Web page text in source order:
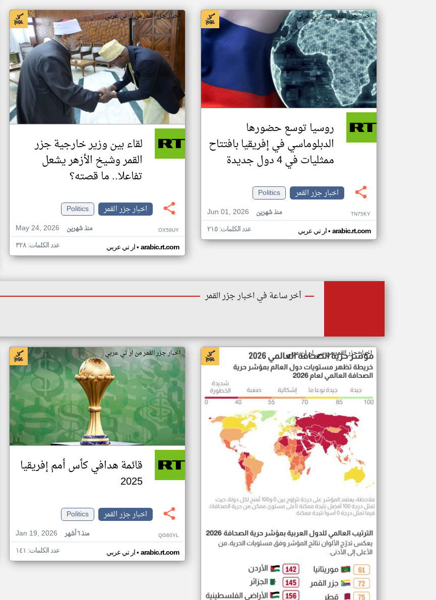
اخبار جزر القمر من ار تي عربي
روسيا توسع حضورها
الدبلوماسي في إفريقيا بافتتاح
ممثليات في 4 دول جديدة
اخبار جزر القمر
Politics
Jun 01, 2026
منذ شهرين TN75KY
ار تي عربي• arabic.rt.com عدد الكلمات: ٢١٥
اخبار جزر القمر من ار تي عربي
لقاء بين وزير خارجية جزر
القمر وشيخ الأزهر يشعل
تفاعلا.. ما قصته؟
اخبار جزر القمر
Politics
May 24, 2026
منذ شهرين OX58UY
ار تي عربي• arabic.rt.com عدد الكلمات: ٣٢٨
أخر ساعة في اخبار جزر القمر
اخبار جزر القمر من سي ان ان عربي اخبار جزر القمر من ار تي عربي
قائمة هدافي كأس أمم إفريقيا
2025
اخبار جزر القمر
Politics
Jan 19, 2026
منذ ٦ أشهر QG60YL
ار تي عربي• arabic.rt.com عدد الكلمات: ١٤١